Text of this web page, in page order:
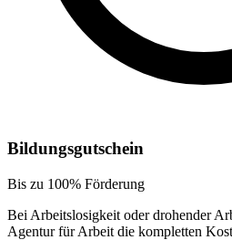
Bildungsgutschein
Bis zu 100% Förderung
Bei Arbeitslosigkeit oder drohender
Agentur für Arbeit die kompletten